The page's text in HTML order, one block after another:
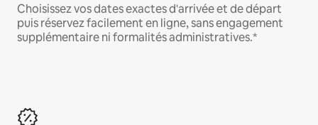
Choisissez vos dates exactes d'arrivée et de départ
puis réservez facilement en ligne, sans engagement
supplémentaire ni formalités administratives.*